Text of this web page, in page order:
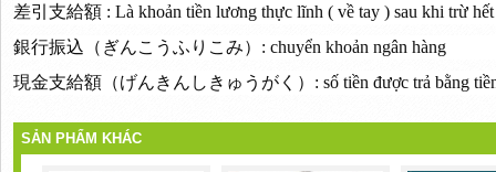
差引支給額 : Là khoản tiền lương thực lĩnh ( về tay ) sau khi trừ
銀行振込（ぎんこうふりこみ）: chuyển khoản ngân hàng
現金支給額（げんきんしきゅうがく）: số tiền được trả bằng
SẢN PHẨM KHÁC